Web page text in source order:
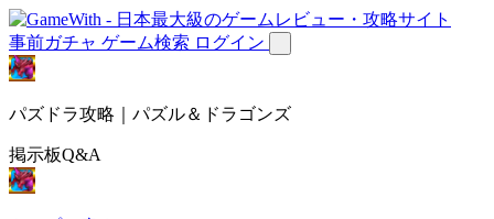
事前ガチャ ゲーム検索 ログイン
パズドラ攻略｜パズル＆ドラゴンズ
掲示板Q&A